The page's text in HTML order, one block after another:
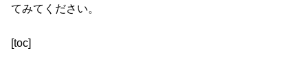
てみてください。
[toc]